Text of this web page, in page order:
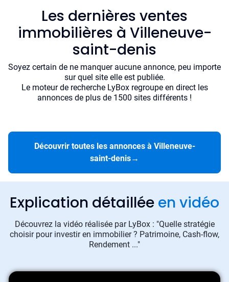
Les dernières ventes
immobilières à Villeneuve-
saint-denis
Soyez certain de ne manquer aucune annonce, peu importe
sur quel site elle est publiée.
Le moteur de recherche LyBox regroupe en direct les
annonces de plus de 1500 sites différents !
Découvrir toutes les annonces à Villeneuve-
saint-denis→
Explication détaillée en vidéo
Découvrez la vidéo réalisée par LyBox : "Quelle stratégie
choisir pour investir en immobilier ? Patrimoine, Cash-flow,
Rendement ..."